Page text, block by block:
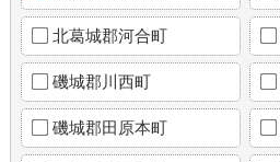
北葛城郡河合町
磯城郡川西町
磯城郡田原本町